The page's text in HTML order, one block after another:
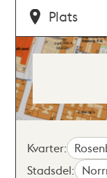
Plats
Kvarter:
Stadsdel: